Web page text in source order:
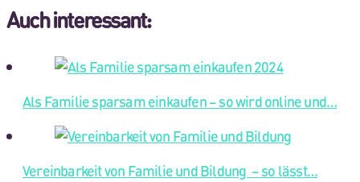
Auch interessant:
Als Familie sparsam einkaufen – so wird online und…
Vereinbarkeit von Familie und Bildung – so lässt…